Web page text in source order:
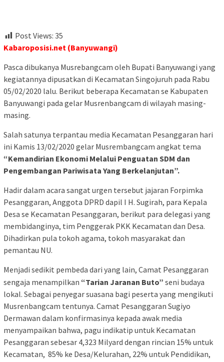
Post Views: 35
Kabaroposisi.net (Banyuwangi)
Pasca dibukanya Musrebangcam oleh Bupati Banyuwangi yang
kegiatannya dipusatkan di Kecamatan Singojuruh pada Rabu
05/02/2020 lalu. Berikut beberapa Kecamatan se Kabupaten
Banyuwangi pada gelar Musrenbangcam di wilayah masing-
masing.
Salah satunya terpantau media Kecamatan Pesanggaran hari
ini Kamis 13/02/2020 gelar Musrembangcam angkat tema
“Kemandirian Ekonomi Melalui Penguatan SDM dan
Pengembangan Pariwisata Yang Berkelanjutan”.
Hadir dalam acara sangat urgen tersebut jajaran Forpimka
Pesanggaran, Anggota DPRD dapil I H. Sugirah, para Kepala
Desa se Kecamatan Pesanggaran, berikut para delegasi yang
membidanginya, tim Penggerak PKK Kecamatan dan Desa.
Dihadirkan pula tokoh agama, tokoh masyarakat dan
pemantau NU.
Menjadi sedikit pembeda dari yang lain, Camat Pesanggaran
sengaja menampilkan “Tarian Jaranan Buto” seni budaya
lokal. Sebagai penyegar suasana bagi peserta yang mengikuti
Musrenbangcam tentunya. Camat Pesanggaran Sugiyo
Dermawan dalam konfirmasinya kepada awak media
menyampaikan bahwa, pagu indikatip untuk Kecamatan
Pesanggaran sebesar 4,323 Milyard dengan rincian 15% untuk
Kecamatan, 85% ke Desa/Kelurahan, 22% untuk Pendidikan,